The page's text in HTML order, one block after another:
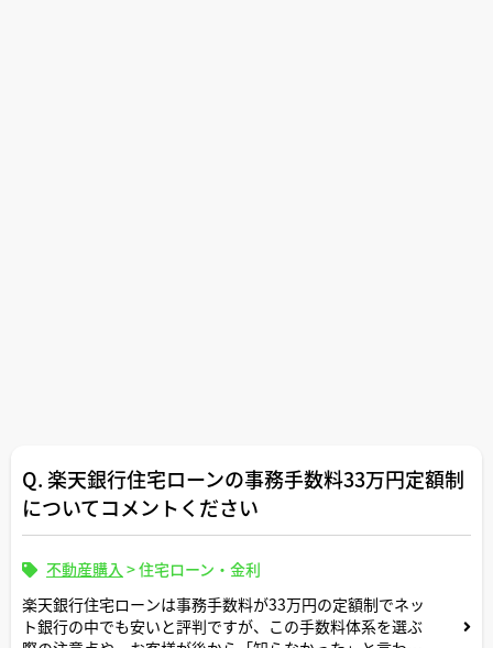
Q. 楽天銀行住宅ローンの事務手数料33万円定額制
についてコメントください
不動産購入 >住宅ローン・金利
楽天銀行住宅ローンは事務手数料が33万円の定額制でネッ
ト銀行の中でも安いと評判ですが、この手数料体系を選ぶ